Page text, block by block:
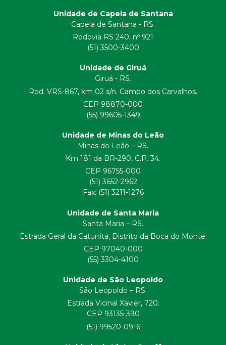
Unidade de Capela de Santana
Capela de Santana - RS.
Rodovia RS 240, nº 921
(51) 3500-3400
Unidade de Giruá
Giruá - RS.
Rod. VRS-867, km 02 s/n. Campo dos Carvalhos.
CEP 98870-000
(55) 99605-1349
Unidade de Minas do Leão
Minas do Leão – RS.
Km 181 da BR-290, C.P. 34.
CEP 96755-000
(51) 3652-2962
Fax: (51) 3211-1276
Unidade de Santa Maria
Santa Maria – RS.
Estrada Geral da Caturrita, Distrito da Boca do Monte.
CEP 97040-000
(55) 3304-4100
Unidade de São Leopoldo
São Leopoldo – RS.
Estrada Vicinal Xavier, 720.
CEP 93135-390
(51) 99520-0916